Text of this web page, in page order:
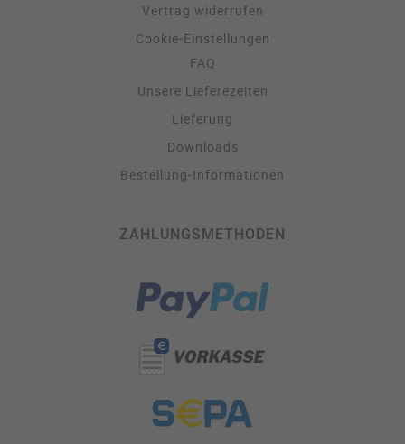
Vertrag widerrufen
Cookie-Einstellungen
FAQ
Unsere Lieferezeiten
Lieferung
Downloads
Bestellung-Informationen
ZAHLUNGSMETHODEN